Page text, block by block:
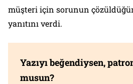
müşteri için sorunun
yanıtını verdi.
Yazıyı beğendiysen,
musun?